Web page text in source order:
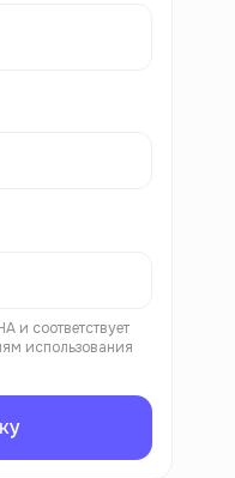
и соответствует
использования